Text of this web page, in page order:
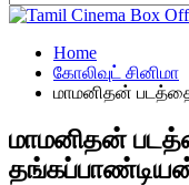
Home
கோலிவுட் சினிமா
மாமனிதன் படத்தை
மாமனிதன்